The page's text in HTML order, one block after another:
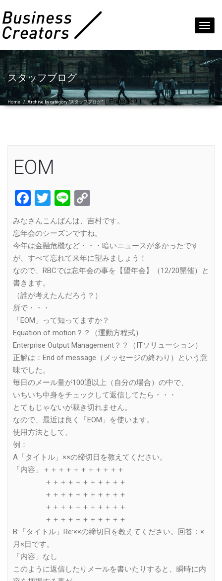
スタッフブログ
Home /Archive by category "スタッフブログ"( Page249 )
EOM
Facebook
Twitter
Line
Link
みなさんこんばんは、吉村です。
忘年会のシーズンですね。
今年は金融危機など・・・暗いニュースが多かったです
が、すべて忘れて来年に望みましょう！
なので、RBCでは忘年会の事を【望年会】（12/20開催）と
書きます。
（誰が考えたんだろう？）
所で・・・
「EOM」って知ってますか？
Equation of motion？？（運動方程式）
Enterprise Output Management？？（ITソリューション）
正解は：End of message（メッセージの終わり）という意
味でした。
毎日のメール量が100通以上（自分の場合）の中で、
いちいち中身をチェックして返信してたら・・・
とてもじゃないが裁き切れません。
なので、最近は良く「EOM」を使います。
使用方法として、
例：
A「タイトル」××の締切日を教えてください。
「内容」＋＋＋＋＋＋＋＋＋＋＋
＋＋＋＋＋＋＋＋＋＋＋
＋＋＋＋＋＋＋＋＋＋＋
＋＋＋＋＋＋＋＋＋＋＋
＋＋＋＋＋＋＋＋＋＋＋
B:「タイトル」Re:××の締切日を教えてください。回答：×
月×日です。
「内容」なし
このように返信したりメールを書いたりすると、瞬時に内